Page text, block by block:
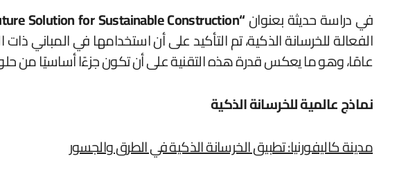
في دراسة حديثة بعنوان“Self-Healing Concrete: A Future Solution for Sustainable Construction”
عامًا، وهو ما يعكس قدرة هذه التقنية على أن تكون جزءًا أساسيًا من
نماذج عالمية للخرسانة الذكية
مدينة كاليفورنيا: تطبيق الخرسانة الذكية في الطرق والجسور